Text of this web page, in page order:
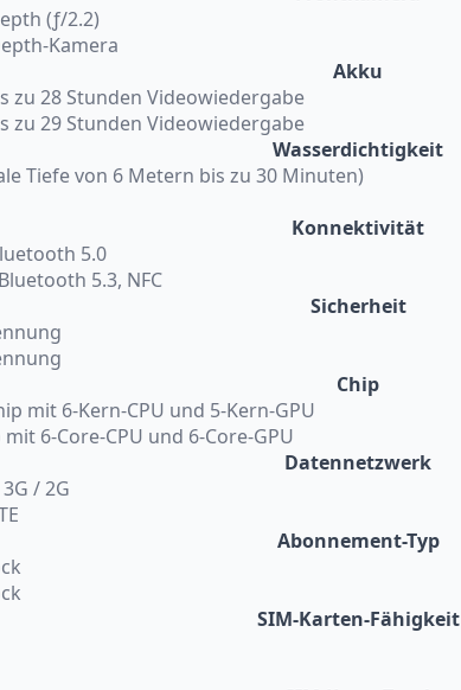
(ƒ/2.2)
Kamera
Akku
zu 28 Stunden Videowiedergabe
zu 29 Stunden Videowiedergabe
Wasserdichtigkeit
Tiefe von 6 Metern bis zu 30 Minuten)
Konnektivität
5.0
5.3, NFC
Sicherheit
Chip
mit 6-Kern-CPU und 5-Kern-GPU
6-Core-CPU und 6-Core-GPU
Datennetzwerk
/ 2G
Abonnement-Typ
SIM-Karten-Fähigkeit